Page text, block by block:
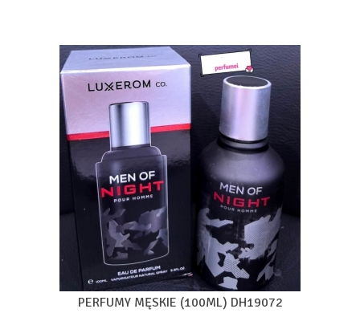
PERFUMY MĘSKIE (100ML) DH19072